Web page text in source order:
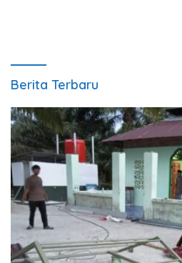
Berita Terbaru